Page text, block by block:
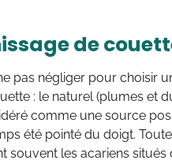
de
pas négliger pour choisir
: le naturel (plumes et
comme une source
été pointé du doigt.
souvent les acariens situés